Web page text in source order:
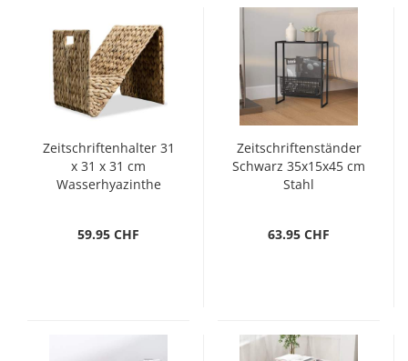
Zeitschriftenhalter 31
x 31 x 31 cm
Wasserhyazinthe
59.95 CHF
Zeitschriftenständer
Schwarz 35x15x45 cm
Stahl
63.95 CHF